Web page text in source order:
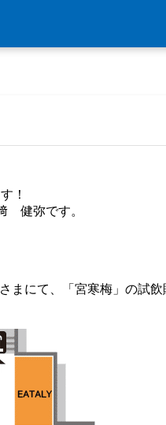
！
健弥です。
にて、「宮寒梅」の試飲